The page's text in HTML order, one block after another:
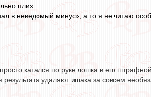
плиз.
в неведомый минус», а то я не читаю
катался по руке лошка в его
результата удаляют ишака за совсем